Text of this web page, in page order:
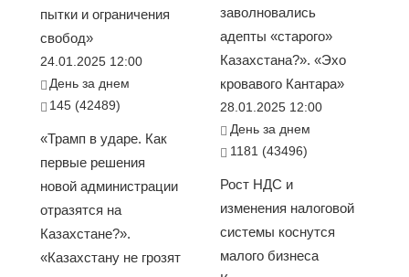
пытки и ограничения
свобод»
24.01.2025 12:00
День за днем
145 (42489)
«Трамп в ударе. Как
первые решения
новой администрации
отразятся на
Казахстане?».
«Казахстану не грозят
заволновались
адепты «старого»
Казахстана?». «Эхо
кровавого Кантара»
28.01.2025 12:00
День за днем
1181 (43496)
Рост НДС и
изменения налоговой
системы коснутся
малого бизнеса